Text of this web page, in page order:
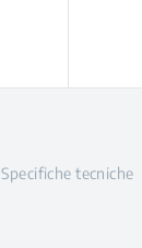
Specifiche tecniche